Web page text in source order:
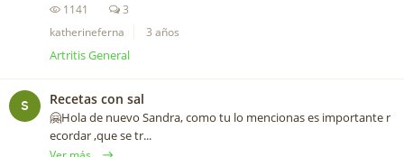
1141
3
katherineferna
3 años
Artritis General
S Recetas con sal
🤗Hola de nuevo Sandra, como tu lo mencionas es importante r
ecordar ,que se tr...